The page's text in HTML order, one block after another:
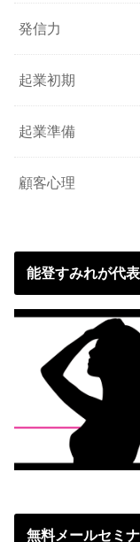
発信力
起業初期
起業準備
顧客心理
能登すみれが代
無料メールセミ